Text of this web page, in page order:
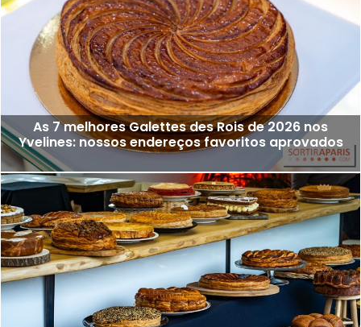
As 7 melhores Galettes des Rois de 2026 nos
Yvelines: nossos endereços favoritos aprovados